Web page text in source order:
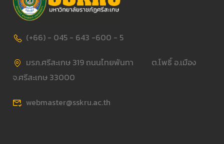
(+66) - 045 - 643 -600 - 5
มรภ.ศรีสะเกษ 319 ถนนไทยพันทา ต.โพธิ์ อ.เมือง
จ.ศรีสะเกษ 33000
webmaster@sskru.ac.th